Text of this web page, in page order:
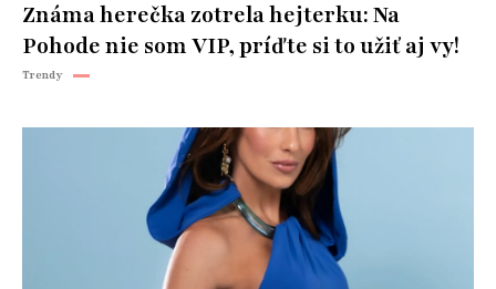
Známa herečka zotrela hejterku: Na
Pohode nie som VIP, príďte si to užiť aj vy!
Trendy